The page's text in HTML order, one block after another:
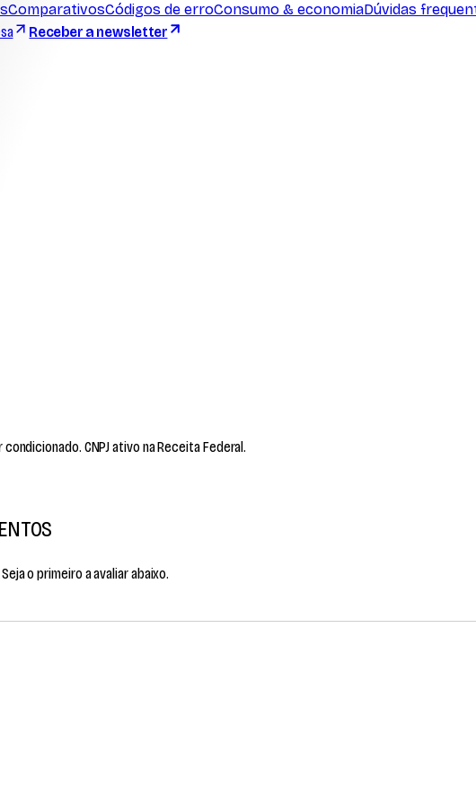
ComparativosCódigos de erroConsumo & economiaDúvidas
Receber a newsletter
CNPJ ativo na Receita Federal.
o primeiro a avaliar abaixo.